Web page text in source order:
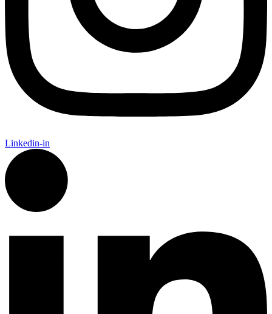
Linkedin-in